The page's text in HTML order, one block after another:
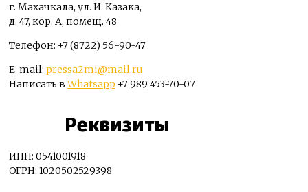
г. Махачкала, ул. И. Казака,
д. 47, кор. А, помещ. 48
Телефон: +7 (8722) 56-90-47
E-mail: pressa2mi@mail.ru
Написать вWhatsapp +7 989 453-70-07
Реквизиты
ИНН: 0541001918
ОГРН: 1020502529398